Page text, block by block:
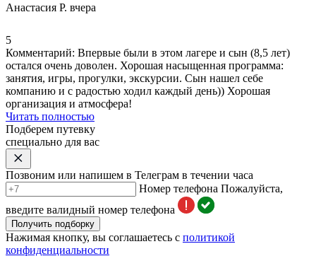
Анастасия Р. вчера
5
Комментарий: Впервые были в этом лагере и сын (8,5 лет)
остался очень доволен. Хорошая насыщенная программа:
занятия, игры, прогулки, экскурсии. Сын нашел себе
компанию и с радостью ходил каждый день)) Хорошая
организация и атмосфера!
Читать полностью
Подберем путевку
специально для вас
Позвоним или напишем в Телеграм в течении часа
Номер телефона Пожалуйста,
введите валидный номер телефона
Получить подборку
Нажимая кнопку, вы соглашаетесь с политикой
конфиденциальности